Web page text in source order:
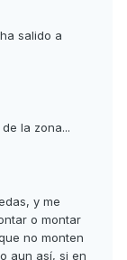
salido a
la zona...
y me
o montar
no monten
aun así, si en